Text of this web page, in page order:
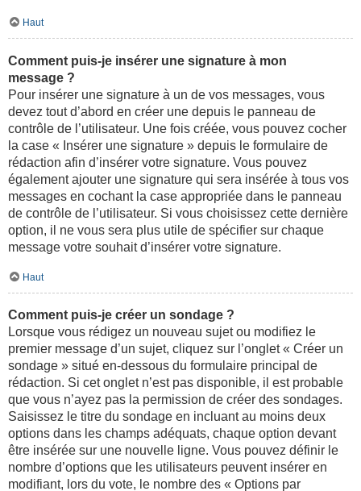
Haut
Comment puis-je insérer une signature à mon
message ?
Pour insérer une signature à un de vos messages, vous
devez tout d’abord en créer une depuis le panneau de
contrôle de l’utilisateur. Une fois créée, vous pouvez cocher
la case « Insérer une signature » depuis le formulaire de
rédaction afin d’insérer votre signature. Vous pouvez
également ajouter une signature qui sera insérée à tous vos
messages en cochant la case appropriée dans le panneau
de contrôle de l’utilisateur. Si vous choisissez cette dernière
option, il ne vous sera plus utile de spécifier sur chaque
message votre souhait d’insérer votre signature.
Haut
Comment puis-je créer un sondage ?
Lorsque vous rédigez un nouveau sujet ou modifiez le
premier message d’un sujet, cliquez sur l’onglet « Créer un
sondage » situé en-dessous du formulaire principal de
rédaction. Si cet onglet n’est pas disponible, il est probable
que vous n’ayez pas la permission de créer des sondages.
Saisissez le titre du sondage en incluant au moins deux
options dans les champs adéquats, chaque option devant
être insérée sur une nouvelle ligne. Vous pouvez définir le
nombre d’options que les utilisateurs peuvent insérer en
modifiant, lors du vote, le nombre des « Options par